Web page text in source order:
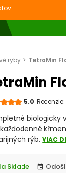
ryby TetraMin
5.0 Recenzie:
biologicky
rýb.VIAC
Sklade event